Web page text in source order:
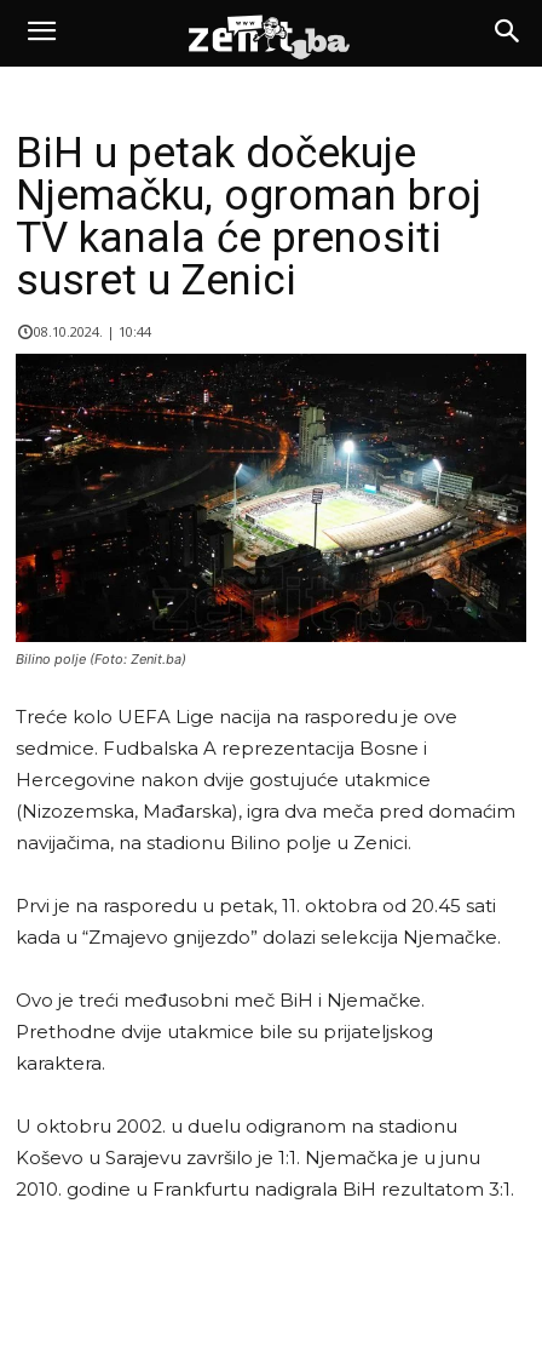
BiH u petak dočekuje
Njemačku, ogroman broj
TV kanala će prenositi
susret u Zenici
08.10.2024. | 10:44
Bilino polje (Foto: Zenit.ba)
Treće kolo UEFA Lige nacija na rasporedu je ove
sedmice. Fudbalska A reprezentacija Bosne i
Hercegovine nakon dvije gostujuće utakmice
(Nizozemska, Mađarska), igra dva meča pred domaćim
navijačima, na stadionu Bilino polje u Zenici.
Prvi je na rasporedu u petak, 11. oktobra od 20.45 sati
kada u “Zmajevo gnijezdo” dolazi selekcija Njemačke.
Ovo je treći međusobni meč BiH i Njemačke.
Prethodne dvije utakmice bile su prijateljskog
karaktera.
U oktobru 2002. u duelu odigranom na stadionu
Koševo u Sarajevu završilo je 1:1. Njemačka je u junu
2010. godine u Frankfurtu nadigrala BiH rezultatom 3:1.